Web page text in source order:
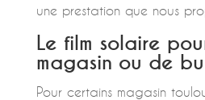
une prestation que nous
Le film solaire
magasin ou de
Pour certains magasin